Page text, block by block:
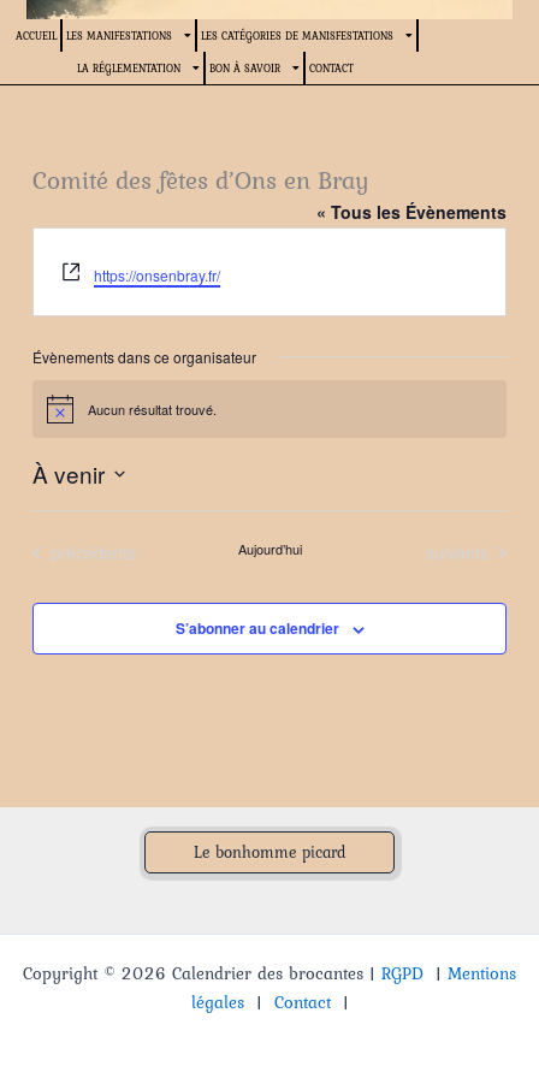
ACCUEIL LES MANIFESTATIONS LES CATÉGORIES DE MANISFESTATIONS
LA RÉGLEMENTATION BON À SAVOIR CONTACT
Comité des fêtes d’Ons en Bray
« Tous les Évènements
Site
web
https://onsenbray.fr/
Évènements dans ce organisateur
Notice Aucun résultat trouvé.
À venir
Sélectionnez
date.Évènements
précédents Aujourd’hui Évènements
suivants
S’abonner au calendrier
Le bonhomme picard
Copyright © 2026 Calendrier des brocantes | RGPD | Mentions
légales| Contact|